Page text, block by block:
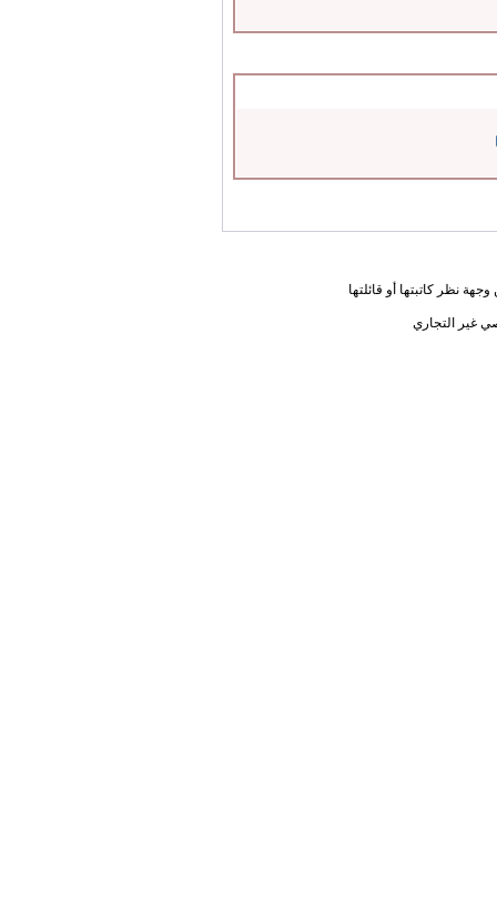
نظر كاتبتها أو قائلتها
غير التجاري